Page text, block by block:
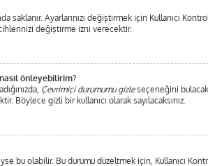
saklanır. Ayarlarınızı değiştirmek için Kullanıcı
değiştirme izni verecektir.
önleyebilirim?
Çevrimiçi durumumu gizleseçeneğini
Böylece gizli bir kullanıcı olarak sayılacaksınız.
bu olabilir. Bu durumu düzeltmek için, Kullanıcı